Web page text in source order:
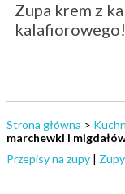
Zupa krem z
kalafiorowego!
Strona główna >
marchewki i
Przepisy na zupy